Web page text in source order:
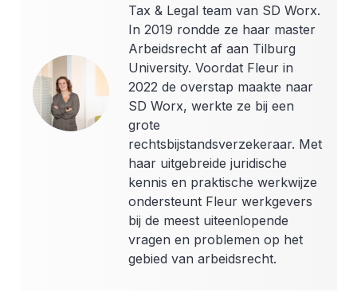
Tax & Legal team van SD Worx.
In 2019 rondde ze haar master
Arbeidsrecht af aan Tilburg
University. Voordat Fleur in
2022 de overstap maakte naar
SD Worx, werkte ze bij een
grote
rechtsbijstandsverzekeraar. Met
haar uitgebreide juridische
kennis en praktische werkwijze
ondersteunt Fleur werkgevers
bij de meest uiteenlopende
vragen en problemen op het
gebied van arbeidsrecht.